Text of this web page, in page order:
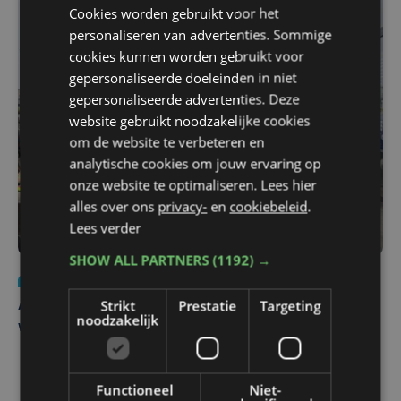
Autobestuurster rijdt na foutief manoeuvre tegen
winkelgevel in Ieper
Cookies worden gebruikt voor het
personaliseren van advertenties. Sommige
cookies kunnen worden gebruikt voor
gepersonaliseerde doeleinden in niet
gepersonaliseerde advertenties. Deze
website gebruikt noodzakelijke cookies
om de website te verbeteren en
analytische cookies om jouw ervaring op
onze website te optimaliseren. Lees hier
alles over ons privacy- en cookiebeleid.
Lees verder
SHOW ALL PARTNERS(1192) →
Strikt
noodzakelijk
Prestatie Targeting
Functioneel
Niet-